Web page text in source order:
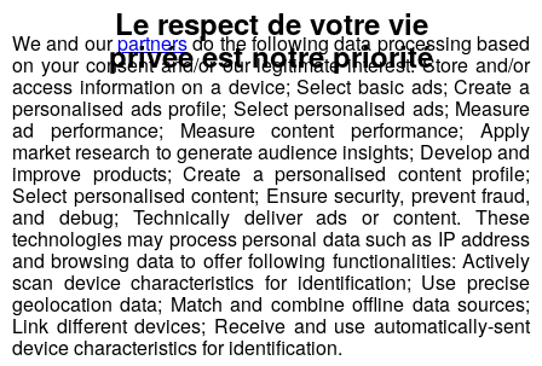
We and ourpartnersdo the following data processing based
on your consent and/or our legitimate interest: Store and/or
access information on a device; Select basic ads; Create a
personalised ads profile; Select personalised ads; Measure
ad performance; Measure content performance; Apply
market research to generate audience insights; Develop and
improve products; Create a personalised content profile;
Select personalised content; Ensure security, prevent fraud,
and debug; Technically deliver ads or content. These
technologies may process personal data such as IP address
and browsing data to offer following functionalities: Actively
scan device characteristics for identification; Use precise
geolocation data; Match and combine offline data sources;
Link different devices; Receive and use automatically-sent
device characteristics for identification.
Le respect de votre vie
privée est notre priorité